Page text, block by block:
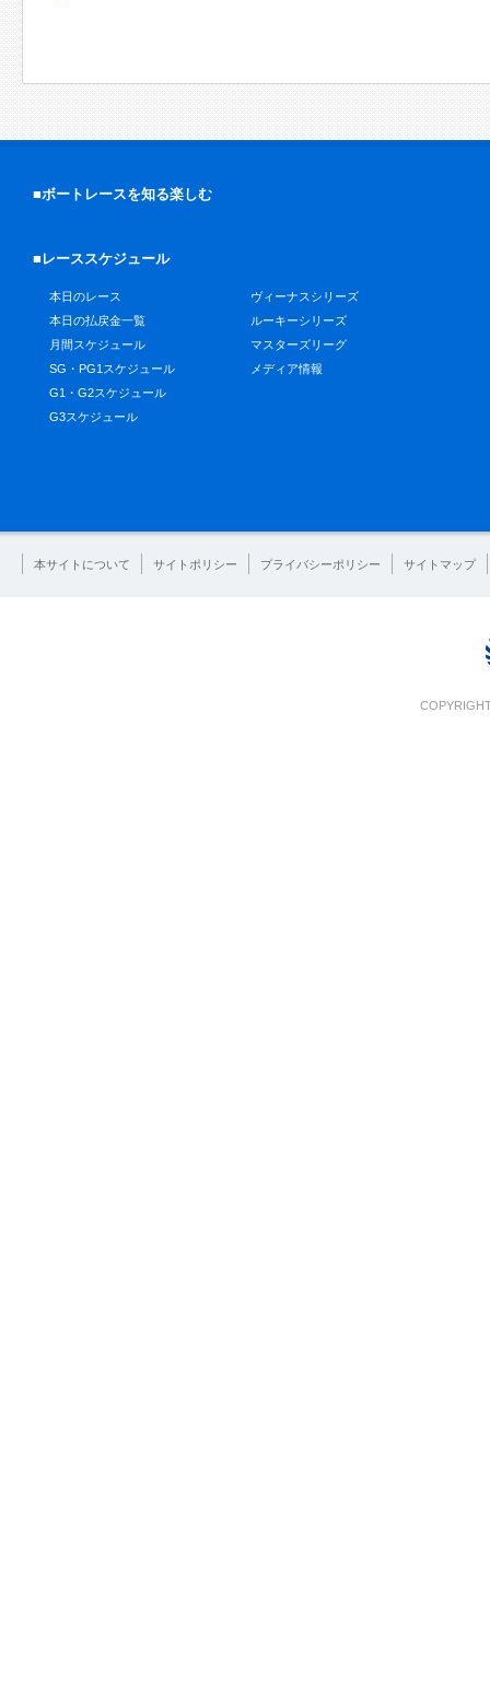
■ボートレースを知る楽しむ
■レーススケジュール
本日のレース
本日の払戻金一覧
月間スケジュール
SG・PG1スケジュール
G1・G2スケジュール
G3スケジュール
ヴィーナスシリーズ
ルーキーシリーズ
マスターズリーグ
メディア情報
本サイトについて サイトポリシー プライバシーポリシー サイトマップ